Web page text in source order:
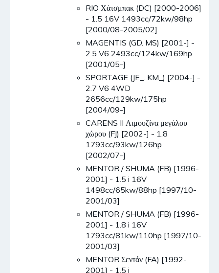
RIO Χάτσμπακ (DC) [2000-2006]
- 1.5 16V 1493cc/72kw/98hp
[2000/08-2005/02]
MAGENTIS (GD. MS) [2001-] -
2.5 V6 2493cc/124kw/169hp
[2001/05-]
SPORTAGE (JE_. KM_) [2004-] -
2.7 V6 4WD
2656cc/129kw/175hp
[2004/09-]
CARENS II Λιμουζίνα μεγάλου
χώρου (FJ) [2002-] - 1.8
1793cc/93kw/126hp
[2002/07-]
MENTOR / SHUMA (FB) [1996-
2001] - 1.5 i 16V
1498cc/65kw/88hp [1997/10-
2001/03]
MENTOR / SHUMA (FB) [1996-
2001] - 1.8 i 16V
1793cc/81kw/110hp [1997/10-
2001/03]
MENTOR Σεντάν (FA) [1992-
2001] - 1.5 i